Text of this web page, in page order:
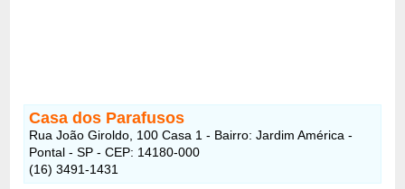
Casa dos Parafusos
Rua João Giroldo, 100 Casa 1 - Bairro: Jardim América -
Pontal - SP - CEP: 14180-000
(16) 3491-1431